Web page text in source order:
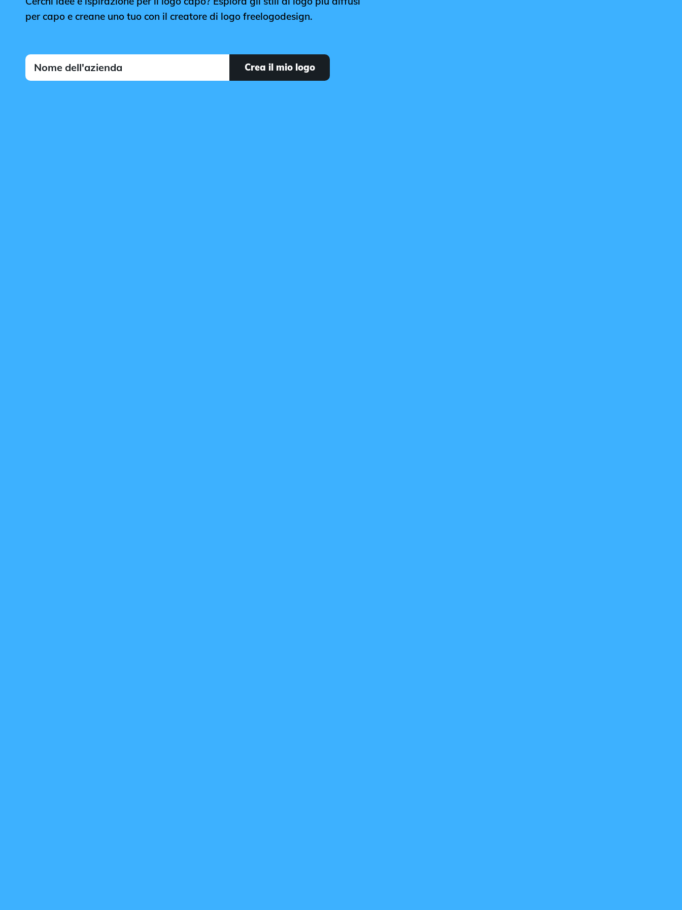
per capo e creane uno tuo con il creatore di logo freelogodesign.
Crea il mio logo